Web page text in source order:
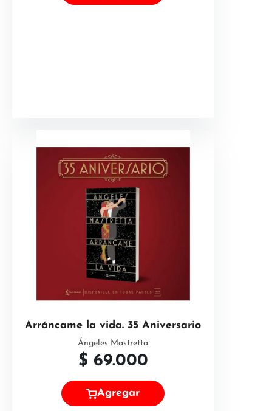
Arráncame la vida. 35 Aniversario
Ángeles Mastretta
$ 69.000
Agregar